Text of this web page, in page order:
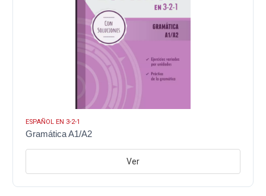
ESPAÑOL EN 3-2-1
Gramática A1/A2
Ver